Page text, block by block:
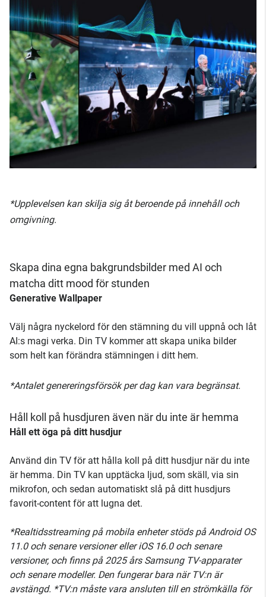
*Upplevelsen kan skilja sig åt beroende på innehåll och
omgivning.
Skapa dina egna bakgrundsbilder med AI och
matcha ditt mood för stunden
Generative Wallpaper
Välj några nyckelord för den stämning du vill uppnå och låt
AI:s magi verka. Din TV kommer att skapa unika bilder
som helt kan förändra stämningen i ditt hem.
*Antalet genereringsförsök per dag kan vara begränsat.
Håll koll på husdjuren även när du inte är hemma
Håll ett öga på ditt husdjur
Använd din TV för att hålla koll på ditt husdjur när du inte
är hemma. Din TV kan upptäcka ljud, som skäll, via sin
mikrofon, och sedan automatiskt slå på ditt husdjurs
favorit-content för att lugna det.
*Realtidsstreaming på mobila enheter stöds på Android OS
11.0 och senare versioner eller iOS 16.0 och senare
versioner, och finns på 2025 års Samsung TV-apparater
och senare modeller. Den fungerar bara när TV:n är
avstängd. *TV:n måste vara ansluten till en strömkälla för